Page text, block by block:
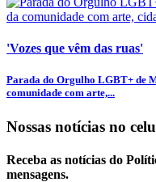
'Vozes que vêm das ruas'
Parada do Orgulho LGBT+ de
comunidade com arte,...
Nossas notícias no
Receba as notícias do
mensagens.